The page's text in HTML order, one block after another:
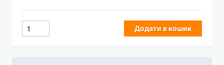
Додати в кошик